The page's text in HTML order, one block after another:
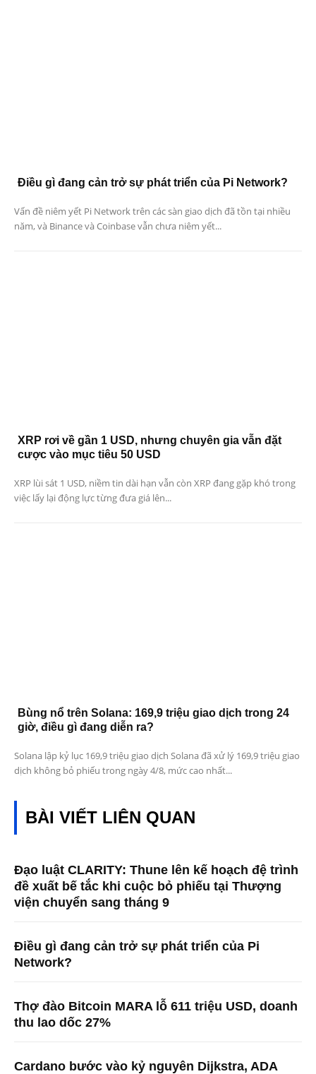
Điều gì đang cản trở sự phát triển của Pi Network?
Vấn đề niêm yết Pi Network trên các sàn giao dịch đã tồn tại nhiều
năm, và Binance và Coinbase vẫn chưa niêm yết...
XRP rơi về gần 1 USD, nhưng chuyên gia vẫn đặt
cược vào mục tiêu 50 USD
XRP lùi sát 1 USD, niềm tin dài hạn vẫn còn XRP đang gặp khó trong
việc lấy lại động lực từng đưa giá lên...
Bùng nổ trên Solana: 169,9 triệu giao dịch trong 24
giờ, điều gì đang diễn ra?
Solana lập kỷ lục 169,9 triệu giao dịch Solana đã xử lý 169,9 triệu giao
dịch không bỏ phiếu trong ngày 4/8, mức cao nhất...
BÀI VIẾT LIÊN QUAN
Đạo luật CLARITY: Thune lên kế hoạch đệ trình
đề xuất bế tắc khi cuộc bỏ phiếu tại Thượng
viện chuyển sang tháng 9
Điều gì đang cản trở sự phát triển của Pi
Network?
Thợ đào Bitcoin MARA lỗ 611 triệu USD, doanh
thu lao dốc 27%
Cardano bước vào kỷ nguyên Dijkstra, ADA